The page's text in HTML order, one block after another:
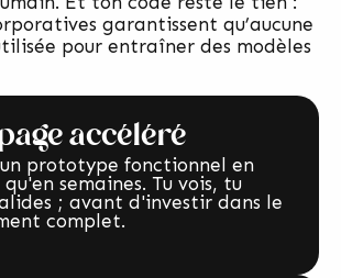
garantissent qu’aucune
pour entraîner des modèles
accéléré
prototype fonctionnel en
semaines. Tu vois, tu
; avant d'investir dans le
complet.